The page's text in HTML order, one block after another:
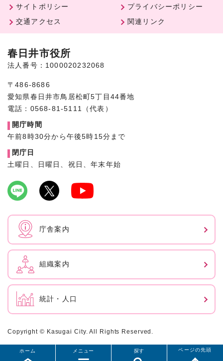
メニュー
ホーム 探す ページの先頭
サイトポリシー
プライバシーポリシー
交通アクセス
関連リンク
春日井市役所
法人番号：1000020232068
〒486-8686
愛知県春日井市鳥居松町5丁目44番地
電話：0568-81-5111（代表）
開庁時間
午前8時30分から午後5時15分まで
閉庁日
土曜日、日曜日、祝日、年末年始
庁舎案内
組織案内
統計・人口
Copyright © Kasugai City. All Rights Reserved.